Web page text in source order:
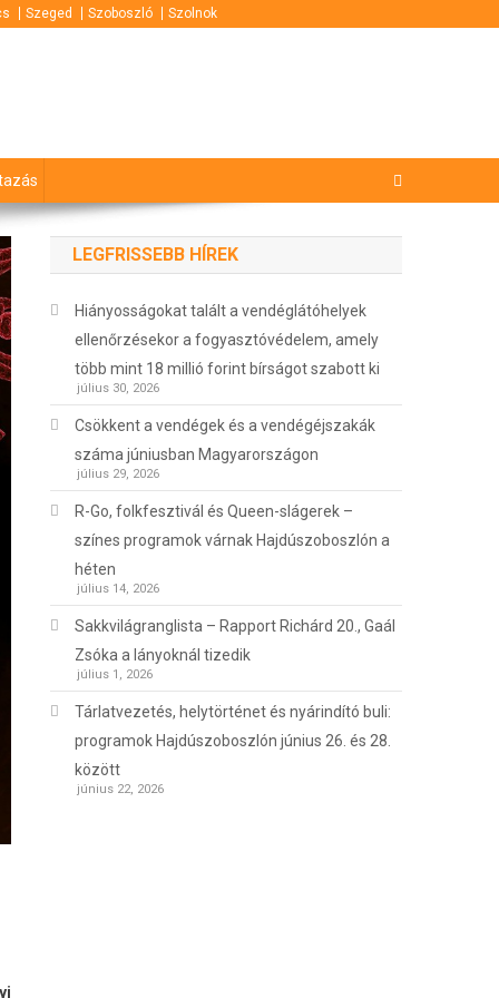
Szeged Szoboszló Szolnok
LEGFRISSEBB HÍREK
Hiányosságokat talált a vendéglátóhelyek
ellenőrzésekor a fogyasztóvédelem, amely
több mint 18 millió forint bírságot szabott ki
július 30, 2026
Csökkent a vendégek és a vendégéjszakák
száma júniusban Magyarországon
július 29, 2026
R-Go, folkfesztivál és Queen-slágerek –
színes programok várnak Hajdúszoboszlón a
héten
július 14, 2026
Sakkvilágranglista – Rapport Richárd 20., Gaál
Zsóka a lányoknál tizedik
július 1, 2026
Tárlatvezetés, helytörténet és nyárindító buli:
programok Hajdúszoboszlón június 26. és 28.
között
június 22, 2026